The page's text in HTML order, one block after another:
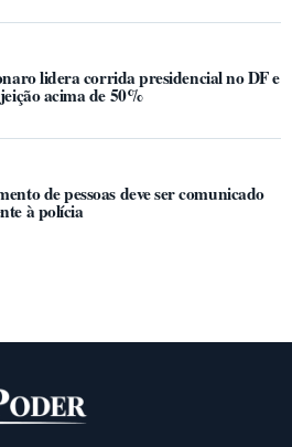
lidera corrida presidencial no DF e
acima de 50%
de pessoas deve ser comunicado
à polícia